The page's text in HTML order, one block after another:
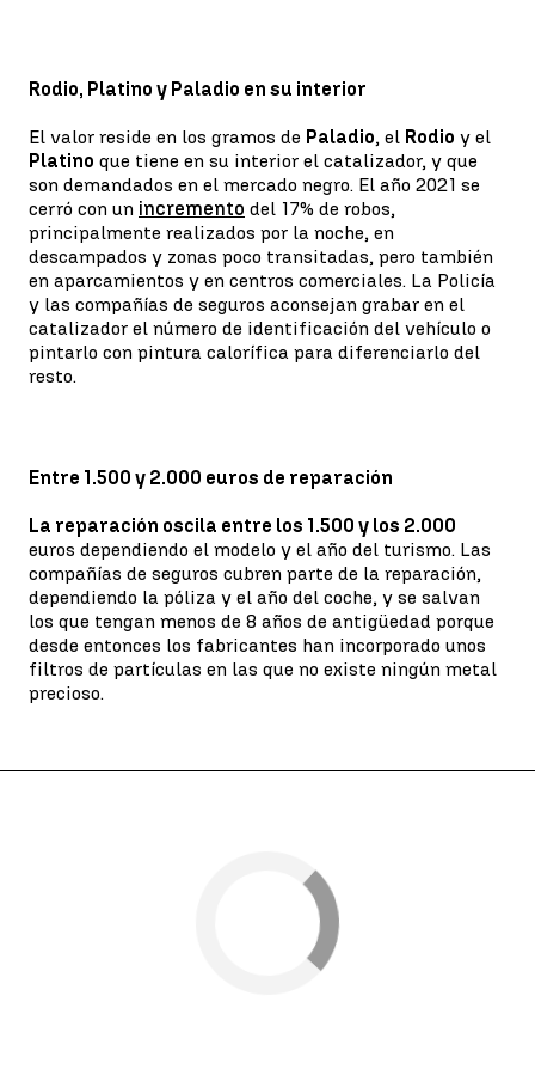
Rodio, Platino y Paladio en su interior
El valor reside en los gramos de Paladio, el Rodio y el
Platino que tiene en su interior el catalizador, y que
son demandados en el mercado negro. El año 2021 se
cerró con un incremento del 17% de robos,
principalmente realizados por la noche, en
descampados y zonas poco transitadas, pero también
en aparcamientos y en centros comerciales. La Policía
y las compañías de seguros aconsejan grabar en el
catalizador el número de identificación del vehículo o
pintarlo con pintura calorífica para diferenciarlo del
resto.
Entre 1.500 y 2.000 euros de reparación
La reparación oscila entre los 1.500 y los 2.000
euros dependiendo el modelo y el año del turismo. Las
compañías de seguros cubren parte de la reparación,
dependiendo la póliza y el año del coche, y se salvan
los que tengan menos de 8 años de antigüedad porque
desde entonces los fabricantes han incorporado unos
filtros de partículas en las que no existe ningún metal
precioso.